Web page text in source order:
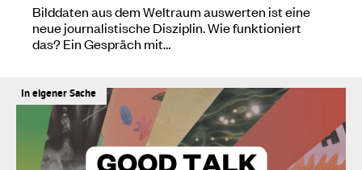
Bilddaten aus dem Weltraum auswerten ist eine
neue journalistische Disziplin. Wie funktioniert
das? Ein Gespräch mit…
In eigener Sache